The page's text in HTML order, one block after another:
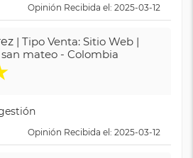
Opinión Recibida el: 2025-03-12
| Tipo Venta: Sitio Web |
mateo - Colombia
Opinión Recibida el: 2025-03-12